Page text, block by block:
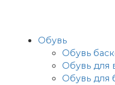
Обувь
Обувь
Обувь для
Обувь для